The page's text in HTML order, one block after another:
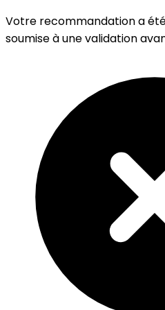
Votre recommandation a
soumise à une validation